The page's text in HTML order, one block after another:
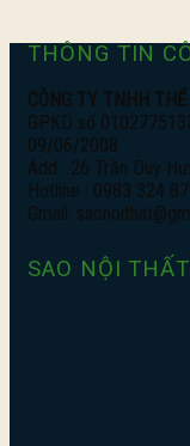
THÔNG TIN
CÔNG TY TNHH
GPKD số
09/06/2008
Add : 26 Trần Duy
Hotline : 0983 324
Gmail:
SAO NỘI THẤT